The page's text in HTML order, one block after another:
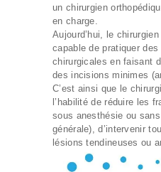
un chirurgien
en charge.
Aujourd’hui, le
capable de pratiquer
chirurgicales en faisant
des incisions minimes
C’est ainsi que le
l’habilité de réduire les
sous anesthésie ou
générale), d’intervenir
lésions tendineuses ou